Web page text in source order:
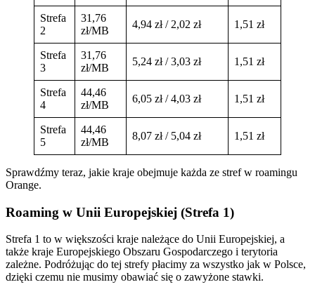
Strefa
2
31,76
zł/MB
4,94 zł / 2,02 zł 1,51 zł
Strefa
3
31,76
zł/MB
5,24 zł / 3,03 zł 1,51 zł
Strefa
4
44,46
zł/MB
6,05 zł / 4,03 zł 1,51 zł
Strefa
5
44,46
zł/MB
8,07 zł / 5,04 zł 1,51 zł
Sprawdźmy teraz, jakie kraje obejmuje każda ze stref w roamingu
Orange.
Roaming w Unii Europejskiej (Strefa 1)
Strefa 1 to w większości kraje należące do Unii Europejskiej, a
także kraje Europejskiego Obszaru Gospodarczego i terytoria
zależne. Podróżując do tej strefy płacimy za wszystko jak w Polsce,
dzięki czemu nie musimy obawiać się o zawyżone stawki.